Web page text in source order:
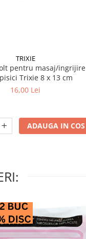
TRIXIE
pentru masaj/ingrijire
blana pisici Trixie 8 x 13 cm
16,00 Lei
ADAUGA IN COS